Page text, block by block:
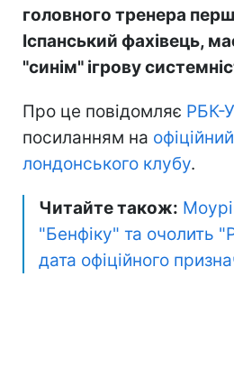
головного тренера
Іспанський фахівець,
"синім" ігрову
Про це повідомляє РБК-
посиланням на
лондонського клубу.
Читайте також:
"Бенфіку" та очолить
дата офіційного